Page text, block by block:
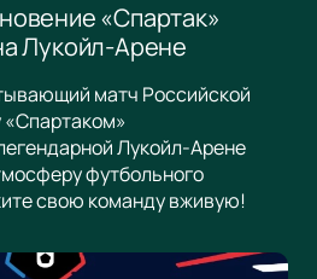
«Спартак»
Лукойл-Арене
матч Российской
Лукойл-Арене
футбольного
свою команду вживую!